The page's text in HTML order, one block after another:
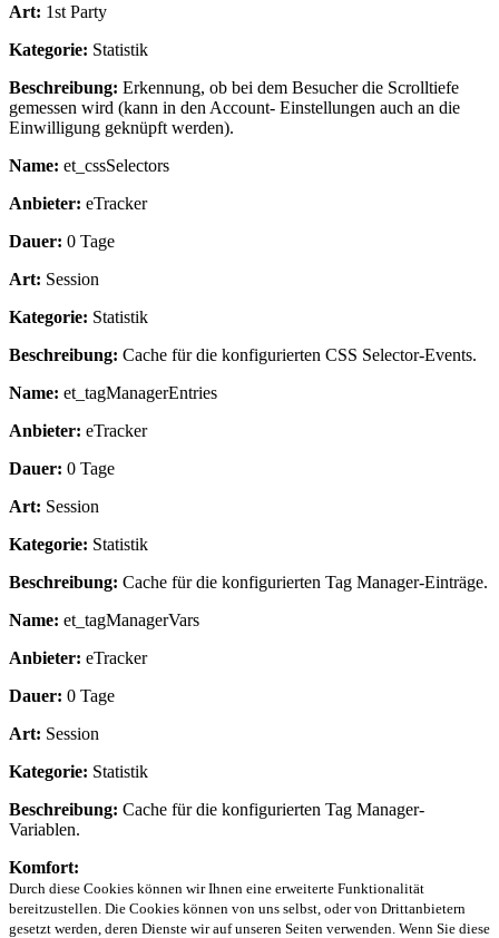
Art: 1st Party
Kategorie: Statistik
Beschreibung: Erkennung, ob bei dem Besucher die Scrolltiefe
gemessen wird (kann in den Account- Einstellungen auch an die
Einwilligung geknüpft werden).
Name: et_cssSelectors
Anbieter: eTracker
Dauer: 0 Tage
Art: Session
Kategorie: Statistik
Beschreibung: Cache für die konfigurierten CSS Selector-Events.
Name: et_tagManagerEntries
Anbieter: eTracker
Dauer: 0 Tage
Art: Session
Kategorie: Statistik
Beschreibung: Cache für die konfigurierten Tag Manager-Einträge.
Name: et_tagManagerVars
Anbieter: eTracker
Dauer: 0 Tage
Art: Session
Kategorie: Statistik
Beschreibung: Cache für die konfigurierten Tag Manager-
Variablen.
Komfort:
Durch diese Cookies können wir Ihnen eine erweiterte Funktionalität
bereitzustellen. Die Cookies können von uns selbst, oder von Drittanbietern
gesetzt werden, deren Dienste wir auf unseren Seiten verwenden. Wenn Sie diese